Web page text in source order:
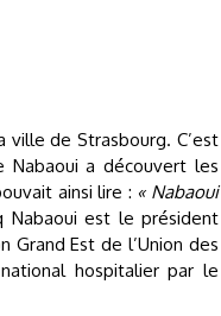
ville de Strasbourg. C’est
Nabaoui a découvert les
ainsi lire : « Nabaoui
Nabaoui est le président
Grand Est de l’Union des
hospitalier par le